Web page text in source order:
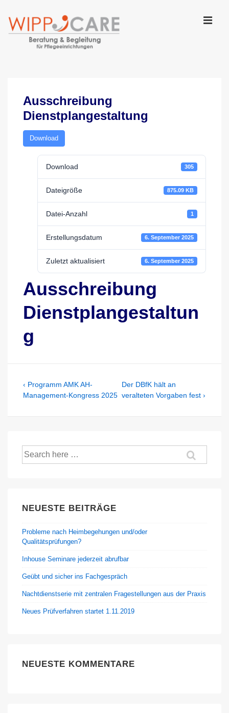
Zum
Inhalt
Ausschreibung
Dienstplangestaltung
Download
Download 305
Dateigröße 875.09 KB
Datei-Anzahl 1
Erstellungsdatum 6. September 2025
Zuletzt aktualisiert 6. September 2025
Ausschreibung
Dienstplangestaltun
g
Beitragsnavigation
Previous
Post
‹ Programm AMK AH-
Management-Kongress 2025
Next
Post
Der DBfK hält an
veralteten Vorgaben fest ›
Suche
nach:
NEUESTE BEITRÄGE
Probleme nach Heimbegehungen und/oder
Qualitätsprüfungen?
Inhouse Seminare jederzeit abrufbar
Geübt und sicher ins Fachgespräch
Nachtdienstserie mit zentralen Fragestellungen aus der Praxis
Neues Prüfverfahren startet 1.11.2019
NEUESTE KOMMENTARE